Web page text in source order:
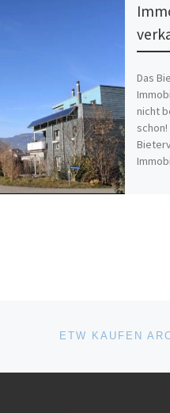
Das
nicht
schon!
BEITRAGSLISTE
ETW KAUFEN